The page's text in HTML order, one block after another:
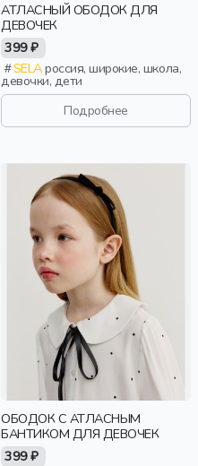
АТЛАСНЫЙ ОБОДОК ДЛЯ
ДЕВОЧЕК
399 ₽
SELAроссия, широкие, школа,
девочки, дети
Подробнее
ОБОДОК С АТЛАСНЫМ
БАНТИКОМ ДЛЯ ДЕВОЧЕК
399 ₽